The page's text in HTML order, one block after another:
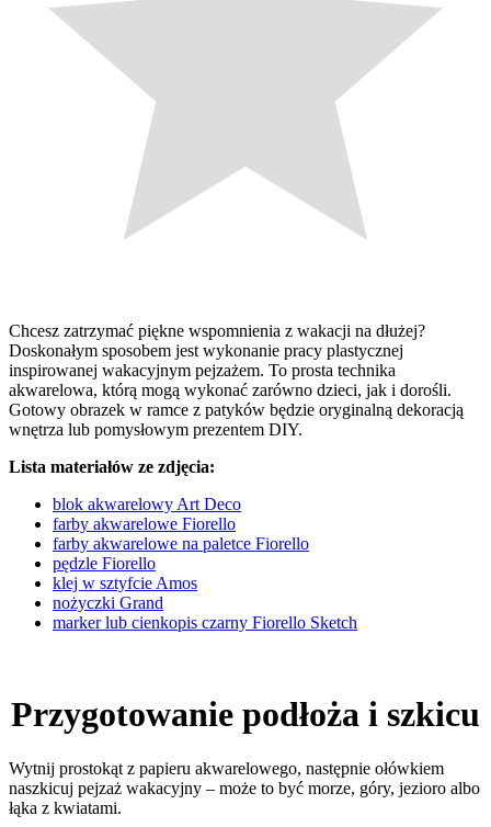
Chcesz zatrzymać piękne wspomnienia z wakacji na dłużej?
Doskonałym sposobem jest wykonanie pracy plastycznej
inspirowanej wakacyjnym pejzażem. To prosta technika
akwarelowa, którą mogą wykonać zarówno dzieci, jak i dorośli.
Gotowy obrazek w ramce z patyków będzie oryginalną dekoracją
wnętrza lub pomysłowym prezentem DIY.
Lista materiałów ze zdjęcia:
blok akwarelowy Art Deco
farby akwarelowe Fiorello
farby akwarelowe na paletce Fiorello
pędzle Fiorello
klej w sztyfcie Amos
nożyczki Grand
marker lub cienkopis czarny Fiorello Sketch
Przygotowanie podłoża i szkicu
Wytnij prostokąt z papieru akwarelowego, następnie ołówkiem
naszkicuj pejzaż wakacyjny – może to być morze, góry, jezioro albo
łąka z kwiatami.